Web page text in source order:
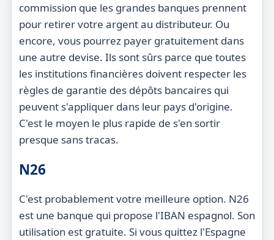
commission que les grandes banques prennent
pour retirer votre argent au distributeur. Ou
encore, vous pourrez payer gratuitement dans
une autre devise. Ils sont sûrs parce que toutes
les institutions financières doivent respecter les
règles de garantie des dépôts bancaires qui
peuvent s'appliquer dans leur pays d'origine.
C'est le moyen le plus rapide de s'en sortir
presque sans tracas.
N26
C'est probablement votre meilleure option. N26
est une banque qui propose l'IBAN espagnol. Son
utilisation est gratuite. Si vous quittez l'Espagne